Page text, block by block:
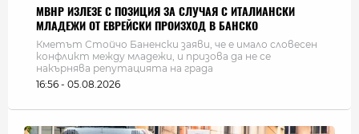
МВНР ИЗЛЕЗЕ С ПОЗИЦИЯ ЗА СЛУЧАЯ С ИТАЛИАНСКИ
МЛАДЕЖИ ОТ ЕВРЕЙСКИ ПРОИЗХОД В БАНСКО
Кметът Стойчо Баненски заяви, че е имало словесен
конфликт между младежи, и призова да не се
накърнява репутацията на града
16:56 - 05.08.2026